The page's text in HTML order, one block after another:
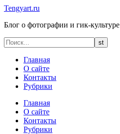
Tengyart.ru
Блог о фотографии и гик-культуре
Главная
О сайте
Контакты
Рубрики
Главная
О сайте
Контакты
Рубрики